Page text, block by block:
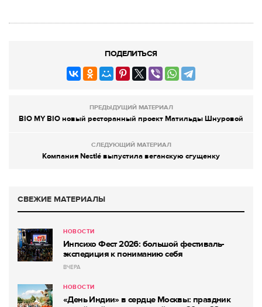
ПОДЕЛИТЬСЯ
ПРЕДЫДУЩИЙ МАТЕРИАЛ
BIO MY BIO новый ресторанный проект Матильды Шнуровой
СЛЕДУЮЩИЙ МАТЕРИАЛ
Компания Nestlé выпустила веганскую сгущенку
СВЕЖИЕ МАТЕРИАЛЫ
НОВОСТИ
Инпсихо Фест 2026: большой фестиваль-
экспедиция к пониманию себя
ВЧЕРА
НОВОСТИ
«День Индии» в сердце Москвы: праздник